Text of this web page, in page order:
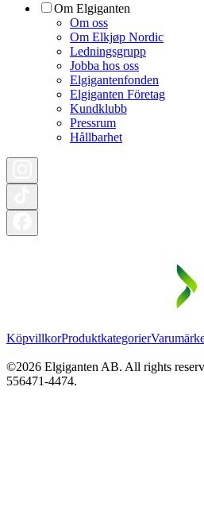
Om Elgiganten
Om oss
Om Elkjøp Nordic
Ledningsgrupp
Jobba hos oss
Elgigantenfonden
Elgiganten Företag
Kundklubb
Pressrum
Hållbarhet
KöpvillkorProduktkategorier
©2026 Elgiganten AB. All rights
556471-4474.